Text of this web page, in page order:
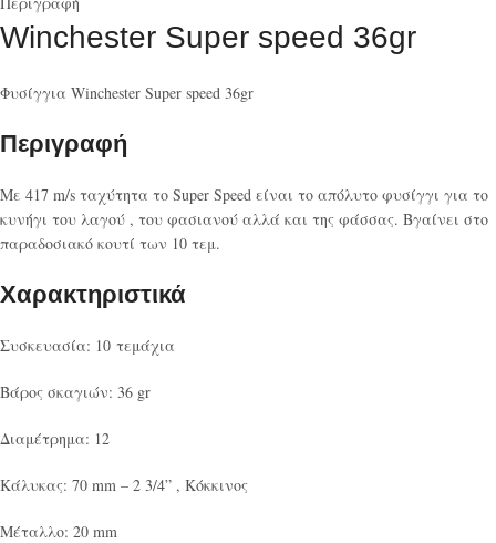
Winchester Super speed 36gr
Φυσίγγια Winchester Super speed 36gr
Περιγραφή
Με 417 m/s ταχύτητα το Super Speed είναι το απόλυτο φυσίγγι για το
κυνήγι του λαγού , του φασιανού αλλά και της φάσσας. Βγαίνει στο
παραδοσιακό κουτί των 10 τεμ.
Χαρακτηριστικά
Συσκευασία: 10 τεμάχια
Βάρος σκαγιών: 36 gr
Διαμέτρημα: 12
Κάλυκας: 70 mm – 2 3/4” , Κόκκινος
Μέταλλο: 20 mm